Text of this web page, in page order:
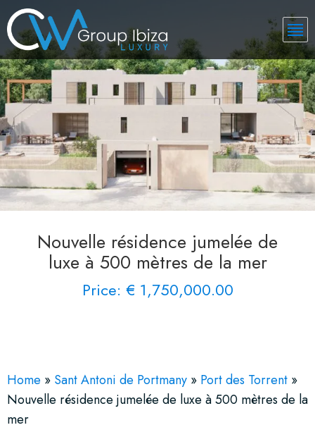
Nouvelle résidence jumelée de
luxe à 500 mètres de la mer
Price: € 1,750,000.00
Home » Sant Antoni de Portmany » Port des Torrent »
Nouvelle résidence jumelée de luxe à 500 mètres de la
mer